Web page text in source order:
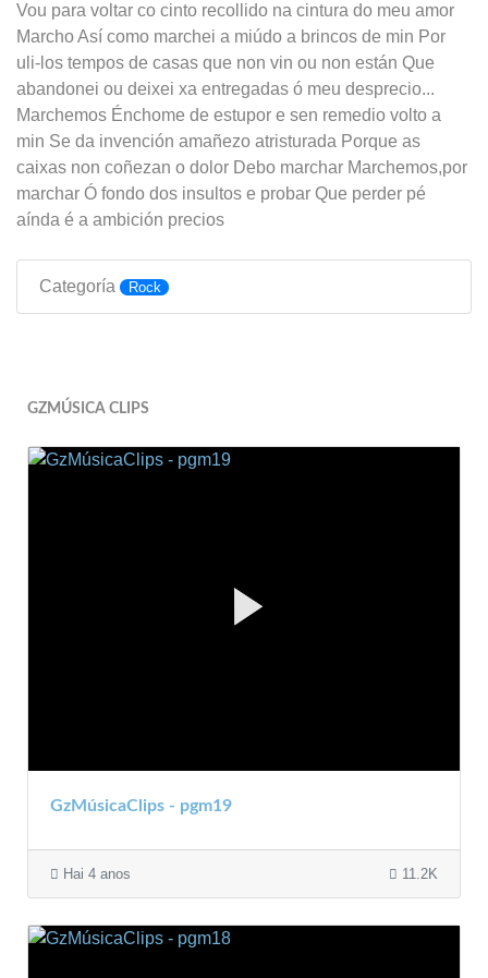
Vou para voltar co cinto recollido na cintura do meu amor
Marcho Así como marchei a miúdo a brincos de min Por
uli-los tempos de casas que non vin ou non están Que
abandonei ou deixei xa entregadas ó meu desprecio...
Marchemos Énchome de estupor e sen remedio volto a
min Se da invención amañezo atristurada Porque as
caixas non coñezan o dolor Debo marchar Marchemos,por
marchar Ó fondo dos insultos e probar Que perder pé
aínda é a ambición precios
Categoría Rock
GZMÚSICA CLIPS
GzMúsicaClips - pgm19
Hai 4 anos 11.2K